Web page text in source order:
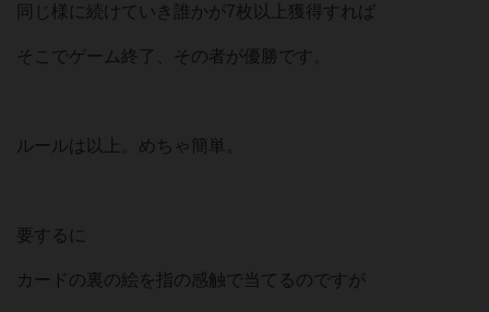
同じ様に続けていき誰かが7枚以上獲得すれば
そこでゲーム終了、その者が優勝です。
ルールは以上。めちゃ簡単。
要するに
カードの裏の絵を指の感触で当てるのですが